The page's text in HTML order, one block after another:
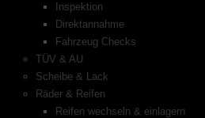
Inspektion
Direktannahme
Fahrzeug Checks
TÜV & AU
Scheibe & Lack
Räder & Reifen
Reifen wechseln & einlagern